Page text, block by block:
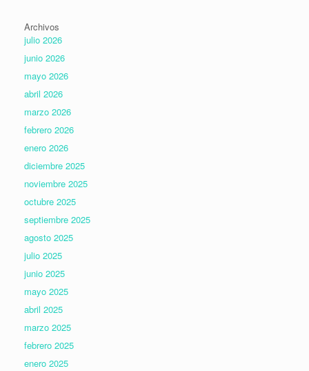
Archivos
julio 2026
junio 2026
mayo 2026
abril 2026
marzo 2026
febrero 2026
enero 2026
diciembre 2025
noviembre 2025
octubre 2025
septiembre 2025
agosto 2025
julio 2025
junio 2025
mayo 2025
abril 2025
marzo 2025
febrero 2025
enero 2025